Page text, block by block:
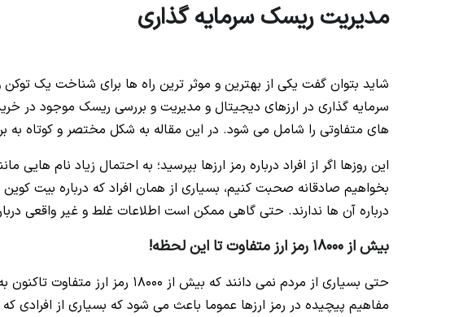
مدیریت ریسک سرمایه گذاری
شاید بتوان گفت یکی از بهترین و موثر ترین راه ها برای شناخت یک
سرمایه گذاری در ارزهای دیجیتال و مدیریت و بررسی ریسک موجود در
های متفاوتی را شامل می شود. در این مقاله به شکل مختصر و کوتاه به
این روزها اگر از افراد درباره رمز ارزها بپرسید؛ به احتمال زیاد نام هایی
بخواهیم صادقانه صحبت کنیم، بسیاری از همان افراد که درباره بیت کوین
درباره آن ها ندارند. حتی گاهی ممکن است اطلاعات غلط و غیر واقعی
بیش از 18000 رمز ارز متفاوت تا این لحظه!
حتی بسیاری از مردم نمی دانند که بیش
مفاهیم پیچیده در رمز ارزها عموما باعث می شود که بسیاری از افرادی که